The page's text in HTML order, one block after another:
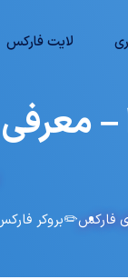
لایت فارکس
–
فارکس✏️بروکر